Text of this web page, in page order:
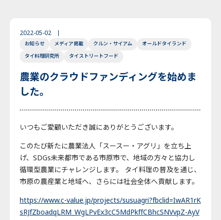
2022-05-02
お知らせ メディア掲載 クルン・サイアム
オールドタイランド
タイ料理研究所
タイストリートフード
農業のクラウドファンディングを始めま
した。
いつもご愛顧いただき誠にありがとうございます。
このたび新たに農業法人「スースー・アグリ」を立ち上
げ、SDGs未来都市である市原市で、地域の方々と協力し
循環型農業にチャレンジします。 タイ料理の普及を通じ、
市原の農産業と地域へ、さらには社会全体へ貢献します。
https://www.c-value.jp/projects/susuagri?fbclid=IwAR1rK
sRJfZboadqLRM_WgLPvEx3cC5MdPkffCBhcSNVvpZ-AyV